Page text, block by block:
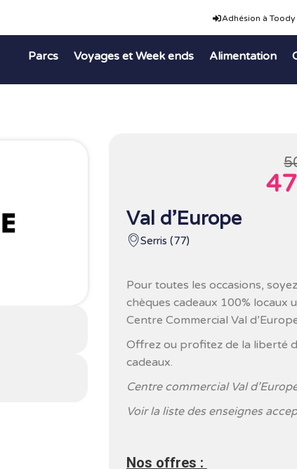
Adhésion à Toody
Parcs Voyages et Week ends Alimentation
Val d’Europe
Serris (77)
Pour toutes les occasions,
chèques cadeaux 100% locaux
Centre Commercial Val
Offrez ou profitez de la liberté
cadeaux.
Centre commercial Val
Voir la liste des enseignes
Nos offres :